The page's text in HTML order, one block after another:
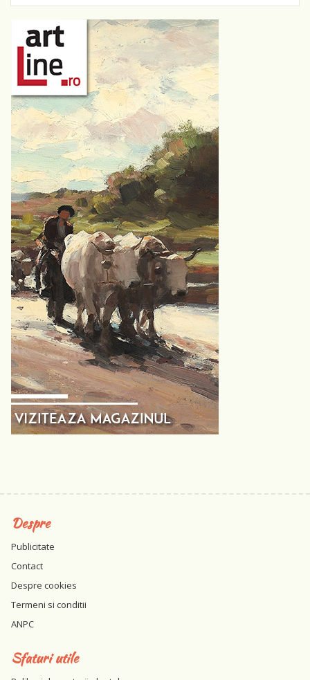
Despre
Publicitate
Contact
Despre cookies
Termeni si conditii
ANPC
Sfaturi utile